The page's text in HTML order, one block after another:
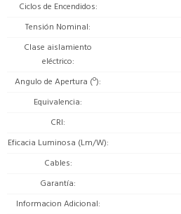
Ciclos de Encendidos
Tensión Nominal
Clase aislamiento
eléctrico
Angulo de Apertura (º)
Equivalencia
CRI
Eficacia Luminosa (Lm/W)
Cables
Garantía
Informacion Adicional